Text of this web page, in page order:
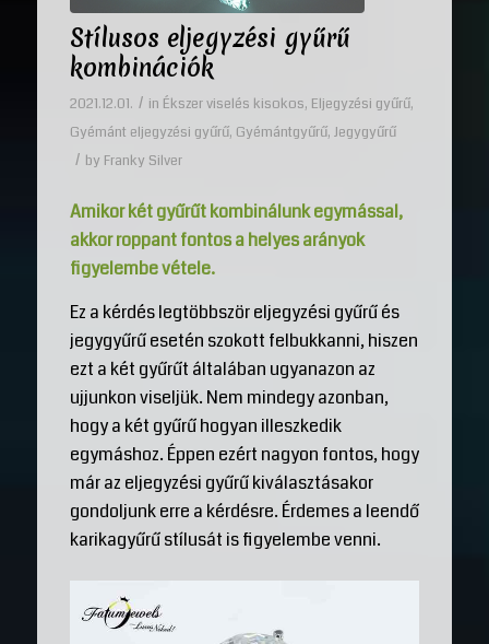
Stílusos eljegyzési gyűrű
kombinációk
2021.12.01. / in Ékszer viselés kisokos, Eljegyzési gyűrű,
Gyémánt eljegyzési gyűrű, Gyémántgyűrű, Jegygyűrű
/ by Franky Silver
Amikor két gyűrűt kombinálunk egymással,
akkor roppant fontos a helyes arányok
figyelembe vétele.
Ez a kérdés legtöbbször eljegyzési gyűrű és
jegygyűrű esetén szokott felbukkanni, hiszen
ezt a két gyűrűt általában ugyanazon az
ujjunkon viseljük. Nem mindegy azonban,
hogy a két gyűrű hogyan illeszkedik
egymáshoz. Éppen ezért nagyon fontos, hogy
már az eljegyzési gyűrű kiválasztásakor
gondoljunk erre a kérdésre. Érdemes a leendő
karikagyűrű stílusát is figyelembe venni.